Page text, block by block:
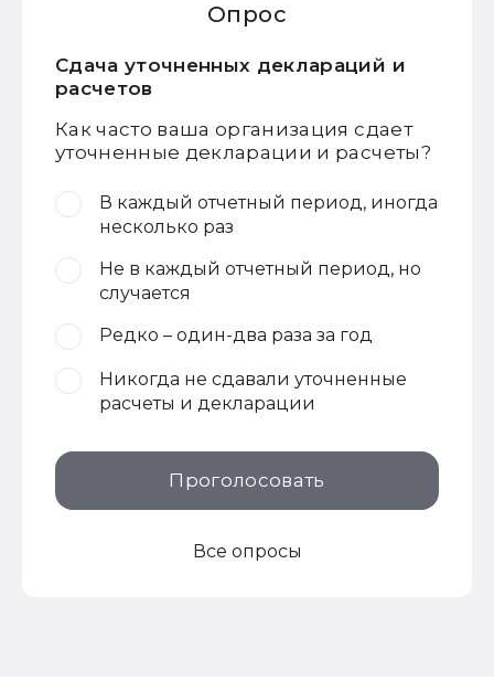
Опрос
Сдача уточненных деклараций и
расчетов
Как часто ваша организация сдает
уточненные декларации и расчеты?
В каждый отчетный период, иногда
несколько раз
Не в каждый отчетный период, но
случается
Редко – один-два раза за год
Никогда не сдавали уточненные
расчеты и декларации
Проголосовать
Все опросы